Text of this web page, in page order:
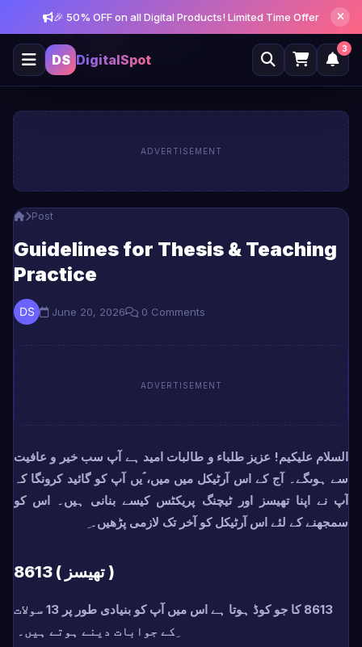
🎉 50% OFF on all Digital Products! Limited Time Offer
DS DigitalSpot
3
ADVERTISEMENT
Post
Guidelines for Thesis & Teaching
Practice
June 20, 2026 0 Comments
ADVERTISEMENT
السلام علیکیم! عزیز طلباء و طالبات امید ہے آپ سب خیر و عافیت
سے ہوںگے۔ آج کے اس آرٹیکل میں میں، ؐیں آپ کو گائید کرونگا کہ
آپ نے اپنا تھیسز اور ٹیچنگ پریکٹس کیسے بنانی ہیں۔ اس کو
سمجھنے کے لئے اس آرٹیکل کو آخر تک لازمی پڑھیں۔
8613 ( تھیسز )
8613 کا جو کوڈ ہوتا ہے اس میں آپ کو بنیادی طور پر 13 سولات
کے جوابات دینے ہوتے ہیں۔
Get notified about new posts and offers